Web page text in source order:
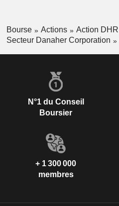
Bourse Actions
Action DHR
Secteur Danaher Corporation
N°1 du Conseil
Boursier
+ 1 300 000
membres